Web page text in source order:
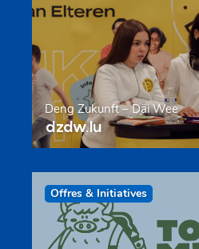
Deng Zukunft – Däi Wee
dzdw.lu
Offres & Initiatives